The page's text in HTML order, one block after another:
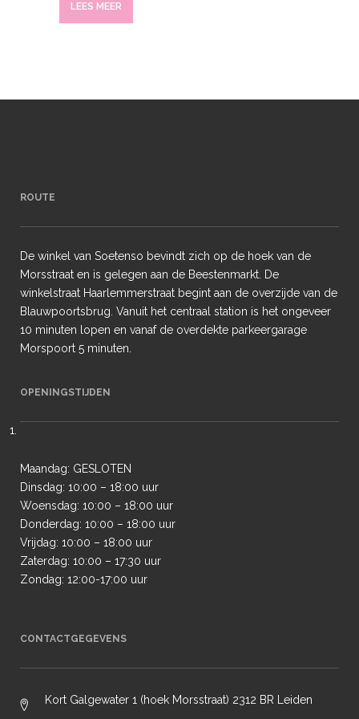
LEES MEER
ROUTE
De winkel van Soetenso bevindt zich op de hoek van de
Morsstraat en is gelegen aan de Beestenmarkt. De
winkelstraat Haarlemmerstraat begint aan de overzijde van de
Blauwpoortsbrug. Vanuit het centraal station is het ongeveer
10 minuten lopen en vanaf de overdekte parkeergarage
Morspoort 5 minuten.
OPENINGSTIJDEN
Maandag: GESLOTEN
Dinsdag: 10:00 – 18:00 uur
Woensdag: 10:00 – 18:00 uur
Donderdag: 10:00 – 18:00 uur
Vrijdag: 10:00 – 18:00 uur
Zaterdag: 10:00 – 17:30 uur
Zondag: 12:00-17:00 uur
CONTACTGEGEVENS
Kort Galgewater 1 (hoek Morsstraat) 2312 BR Leiden